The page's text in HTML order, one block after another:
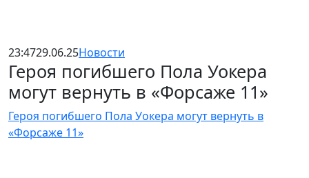
23:4729.06.25Новости
Героя погибшего Пола Уокера
могут вернуть в «Форсаже 11»
Героя погибшего Пола Уокера могут вернуть в
«Форсаже 11»